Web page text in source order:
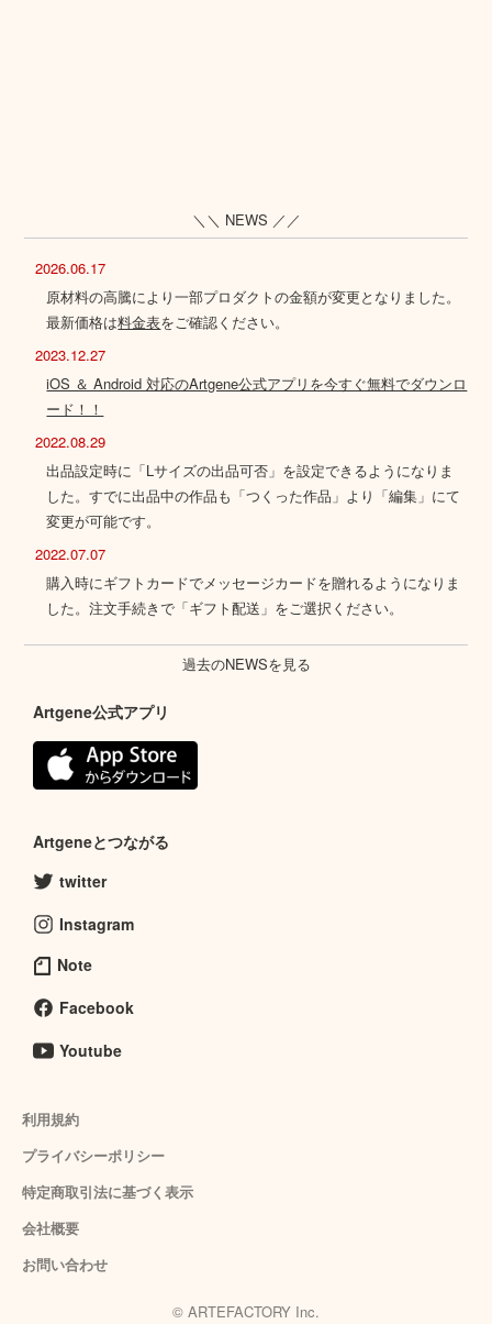
＼＼ NEWS ／／
2026.06.17
原材料の高騰により一部プロダクトの金額が変更となりました。
最新価格は料金表をご確認ください。
2023.12.27
iOS ＆ Android 対応のArtgene公式アプリを今すぐ無料でダウンロ
ード！！
2022.08.29
出品設定時に「Lサイズの出品可否」を設定できるようになりま
した。すでに出品中の作品も「つくった作品」より「編集」にて
変更が可能です。
2022.07.07
購入時にギフトカードでメッセージカードを贈れるようになりま
した。注文手続きで「ギフト配送」をご選択ください。
過去のNEWSを見る
Artgene公式アプリ
Artgeneとつながる
twitter
Instagram
Note
Facebook
Youtube
利用規約
プライバシーポリシー
特定商取引法に基づく表示
会社概要
お問い合わせ
© ARTEFACTORY Inc.